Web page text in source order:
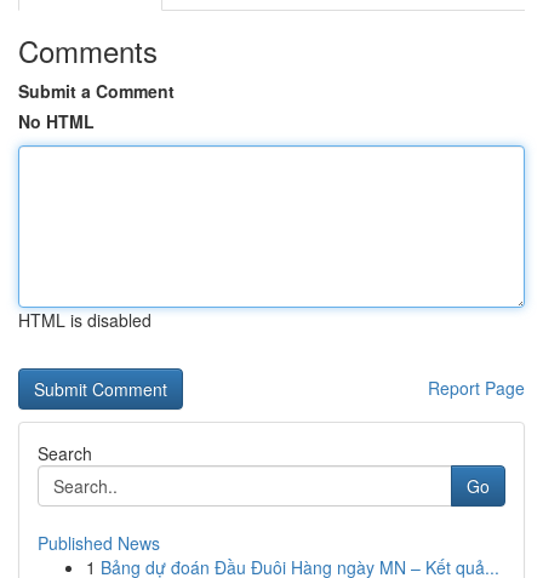
Comments
Submit a Comment
No HTML
HTML is disabled
Report Page
Search
Go
Published News
1 Bảng dự đoán Đầu Đuôi Hàng ngày MN – Kết quả...